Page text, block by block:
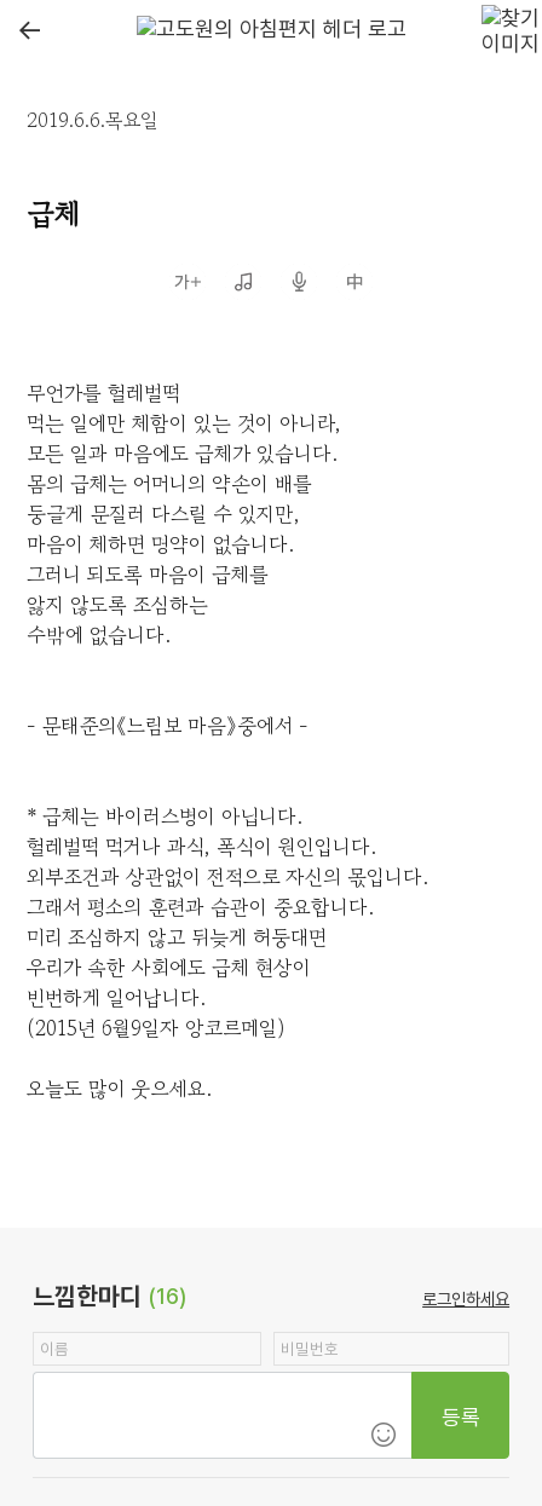
←
2019.6.6.목요일
급체
무언가를 헐레벌떡
먹는 일에만 체함이 있는 것이 아니라,
모든 일과 마음에도 급체가 있습니다.
몸의 급체는 어머니의 약손이 배를
둥글게 문질러 다스릴 수 있지만,
마음이 체하면 명약이 없습니다.
그러니 되도록 마음이 급체를
앓지 않도록 조심하는
수밖에 없습니다.
- 문태준의《느림보 마음》중에서 -
* 급체는 바이러스병이 아닙니다.
헐레벌떡 먹거나 과식, 폭식이 원인입니다.
외부조건과 상관없이 전적으로 자신의 몫입니다.
그래서 평소의 훈련과 습관이 중요합니다.
미리 조심하지 않고 뒤늦게 허둥대면
우리가 속한 사회에도 급체 현상이
빈번하게 일어납니다.
(2015년 6월9일자 앙코르메일)
오늘도 많이 웃으세요.
느낌한마디 (16) 로그인하세요
등록